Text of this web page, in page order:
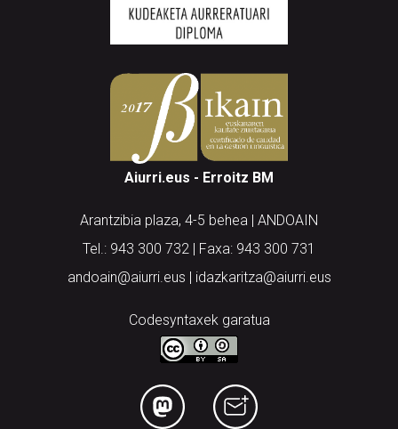
Aiurri.eus - Erroitz BM
Arantzibia plaza, 4-5 behea | ANDOAIN
Tel.: 943 300 732 | Faxa: 943 300 731
andoain@aiurri.eus | idazkaritza@aiurri.eus
Codesyntaxek garatua